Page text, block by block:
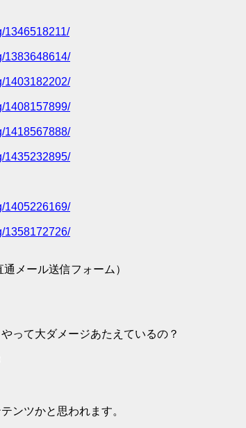
1346518211/
1383648614/
1403182202/
1408157899/
1418567888/
1435232895/
1405226169/
1358172726/
メール送信フォーム）
って大ダメージあたえているの？
ンツかと思われます。